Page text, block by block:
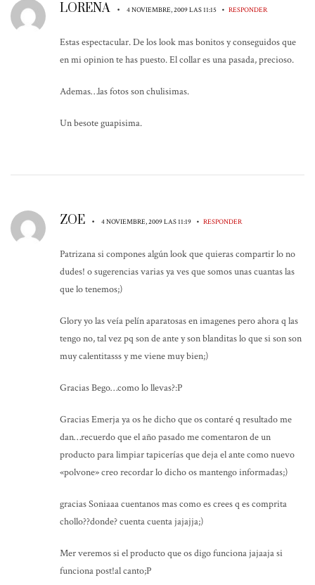
LORENA • 4 NOVIEMBRE, 2009 LAS 11:15 • RESPONDER
Estas espectacular. De los look mas bonitos y conseguidos que
en mi opinion te has puesto. El collar es una pasada, precioso.
Ademas…las fotos son chulisimas.
Un besote guapisima.
ZOE • 4 NOVIEMBRE, 2009 LAS 11:19 • RESPONDER
Patrizana si compones algún look que quieras compartir lo no
dudes! o sugerencias varias ya ves que somos unas cuantas las
que lo tenemos;)
Glory yo las veía pelín aparatosas en imagenes pero ahora q las
tengo no, tal vez pq son de ante y son blanditas lo que si son son
muy calentitasss y me viene muy bien;)
Gracias Bego…como lo llevas?:P
Gracias Emerja ya os he dicho que os contaré q resultado me
dan…recuerdo que el año pasado me comentaron de un
producto para limpiar tapicerías que deja el ante como nuevo
«polvone» creo recordar lo dicho os mantengo informadas;)
gracias Soniaaa cuentanos mas como es crees q es comprita
chollo??donde? cuenta cuenta jajajja;)
Mer veremos si el producto que os digo funciona jajaaja si
funciona post!al canto;P